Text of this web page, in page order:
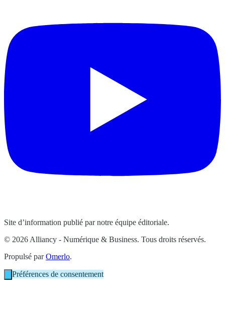
Site d’information publié par notre équipe éditoriale.
© 2026 Alliancy - Numérique & Business. Tous droits réservés.
Propulsé parOmerlo.
Préférences de consentement